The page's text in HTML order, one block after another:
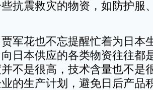
抗震救灾的物资，如防护服
花也不忘提醒忙着为日本
日本供应的各类物资往往都
不是很高，技术含量也不是
的生产计划，避免日后产品